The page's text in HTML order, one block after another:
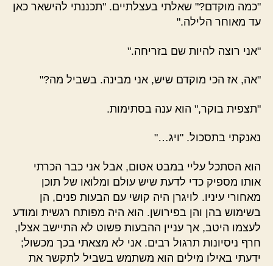
"כמה מוקדם?" שאלתי בעצלתיים. "תכננתי להישאר כאן
עד מאוחר הלילה."
"אני רוצה להיות שם בזריחה."
"אה, אז הכי מוקדם שיש, אני מבינה. בשביל מה?"
"תצפית בוקר," הוא ענה בסתימות.
נאנקתי בתסכול. "ויג…"
הוא הסתכל עליי במבט אטום, אבל אני כבר הכרתי
אותו מספיק כדי לדעת שיש עולם ומלואו של תוכן
מאחורי עיניו. לויגרן היה קושי עם הבעות פנים, הן
בשימוש בהן והן בפירושן. הוא היה מפותח רגשית ומודע
לעצמו היטב, אך עניין ההבעות פשוט לא התיישב אצלו,
חרף ניסיונות תרגול רבים. אני לא מצאתי בכך מכשול;
ידעתי באילו מילים הוא משתמש בשביל לתקשר את